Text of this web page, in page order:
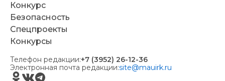
Конкурс
Безопасность
Спецпроекты
Конкурсы
Телефон редакции:+7 (3952) 26-12-36
Электронная почта редакции:site@mauirk.ru